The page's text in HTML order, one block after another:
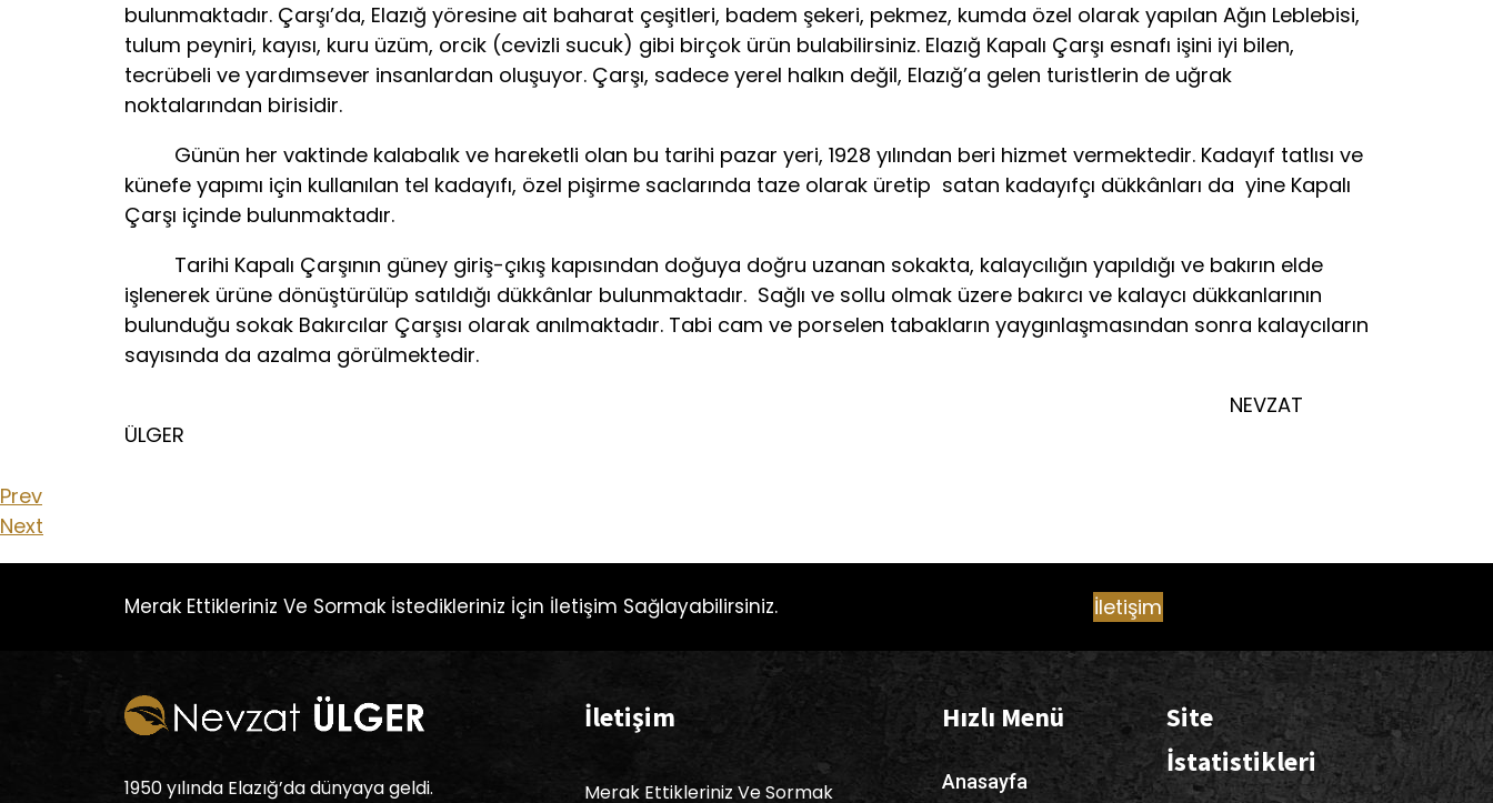
bulunmaktadır. Çarşı’da, Elazığ yöresine ait baharat çeşitleri, badem şekeri, pekmez, kumda özel olarak yapılan Ağın Leblebisi,
tulum peyniri, kayısı, kuru üzüm, orcik (cevizli sucuk) gibi birçok ürün bulabilirsiniz. Elazığ Kapalı Çarşı esnafı işini iyi bilen,
tecrübeli ve yardımsever insanlardan oluşuyor. Çarşı, sadece yerel halkın değil, Elazığ’a gelen turistlerin de uğrak
noktalarından birisidir.
Günün her vaktinde kalabalık ve hareketli olan bu tarihi pazar yeri, 1928 yılından beri hizmet vermektedir. Kadayıf tatlısı ve
künefe yapımı için kullanılan tel kadayıfı, özel pişirme saclarında taze olarak üretip satan kadayıfçı dükkânları da yine Kapalı
Çarşı içinde bulunmaktadır.
Tarihi Kapalı Çarşının güney giriş-çıkış kapısından doğuya doğru uzanan sokakta, kalaycılığın yapıldığı ve bakırın elde
işlenerek ürüne dönüştürülüp satıldığı dükkânlar bulunmaktadır. Sağlı ve sollu olmak üzere bakırcı ve kalaycı dükkanlarının
bulunduğu sokak Bakırcılar Çarşısı olarak anılmaktadır. Tabi cam ve porselen tabakların yaygınlaşmasından sonra kalaycıların
sayısında da azalma görülmektedir.
NEVZAT
ÜLGER
Prev
Next
Merak Ettikleriniz Ve Sormak İstedikleriniz İçin İletişim Sağlayabilirsiniz. İletişim
1950 yılında Elazığ’da dünyaya geldi.
İletişim
Merak Ettikleriniz Ve Sormak
Hızlı Menü
Anasayfa
Site
İstatistikleri